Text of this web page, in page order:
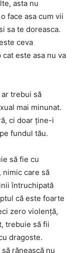
asta nu
face asa cum vii
sa te doreasca.
ceva
este asa nu va
trebui să
mai minunat.
ci doar ține-i
fundul tău.
să fie cu
nimic care să
întruchipată
că este foarte
zero violență,
trebuie să fii
dragoste.
rănească nu